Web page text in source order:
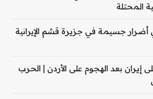
المحتلة
أضرار جسيمة في جزيرة قشم الإيرانية
إيران بعد الهجوم على الأردن | الحرب